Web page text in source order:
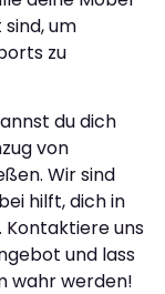
um
zu
du dich
von
Wir sind
hilft, dich in
Kontaktiere uns
und lass
wahr werden!